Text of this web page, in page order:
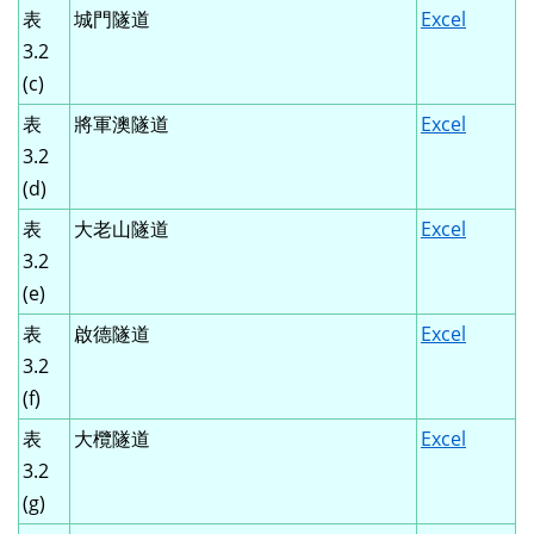
表
3.2
(c)
城門隧道 Excel
表
3.2
(d)
將軍澳隧道 Excel
表
3.2
(e)
大老山隧道 Excel
表
3.2
(f)
啟德隧道 Excel
表
3.2
(g)
大欖隧道 Excel